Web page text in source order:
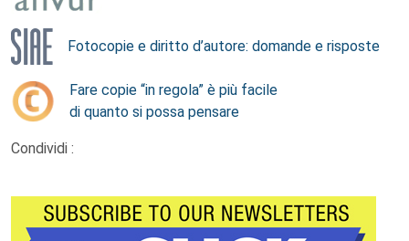
Fotocopie e diritto d’autore: domande e risposte
Fare copie “in regola” è più facile
di quanto si possa pensare
Condividi :